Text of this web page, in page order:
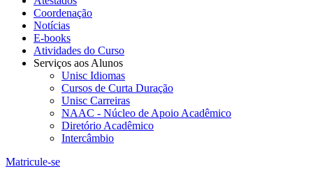
Coordenação
Notícias
E-books
Atividades do Curso
Serviços aos Alunos
Unisc Idiomas
Cursos de Curta Duração
Unisc Carreiras
NAAC - Núcleo de Apoio Acadêmico
Diretório Acadêmico
Intercâmbio
Matricule-se